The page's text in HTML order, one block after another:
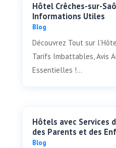
Hôtel Crêches-sur-
Informations Utiles
Blog
Découvrez Tout sur
Tarifs Imbattables, Avis
Essentielles !...
Hôtels avec Services
des Parents et des
Blog